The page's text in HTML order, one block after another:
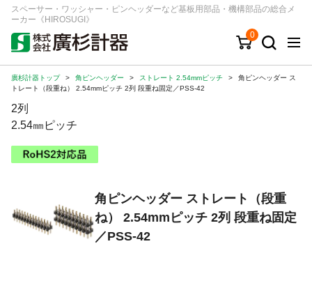
スペーサー・ワッシャー・ピンヘッダーなど基板用部品・機構部品の総合メ
ーカー《HIROSUGI》
0
キーワード 品番/シリーズ
商品カテゴリから探す
ジャンルから探す
シリーズから探す
ログイン
注文・見積りについて
廣杉計器トップ > 角ピンヘッダー > ストレート 2.54mmピッチ >
角ピンヘッダー ス
トレート（段重ね） 2.54mmピッチ 2列 段重ね固定／PSS-42
2列
2.54㎜ピッチ
角ピンヘッダー ストレート（段重
ね） 2.54mmピッチ 2列 段重ね固定
／PSS-42